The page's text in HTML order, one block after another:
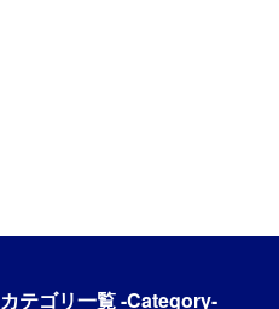
カテゴリ一覧 -Category-